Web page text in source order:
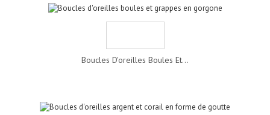
Boucles D'oreilles Boules Et...